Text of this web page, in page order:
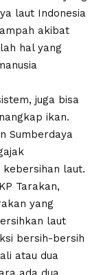
laut Indonesia
akibat
hal yang
juga bisa
ikan.
Sumberdaya
laut.
Tarakan,
yang
laut
bersih-bersih
atau dua